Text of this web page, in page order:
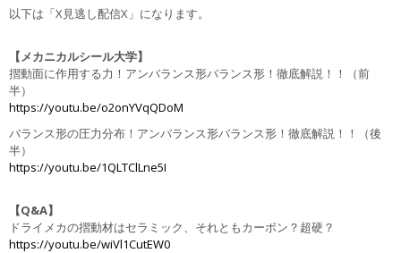
以下は「X見逃し配信X」になります。
【メカニカルシール大学】
摺動面に作用する力！アンバランス形バランス形！徹底解説！！（前
半）
https://youtu.be/o2onYVqQDoM
バランス形の圧力分布！アンバランス形バランス形！徹底解説！！（後
半）
https://youtu.be/1QLTClLne5I
【Q&A】
ドライメカの摺動材はセラミック、それともカーボン？超硬？
https://youtu.be/wiVl1CutEW0